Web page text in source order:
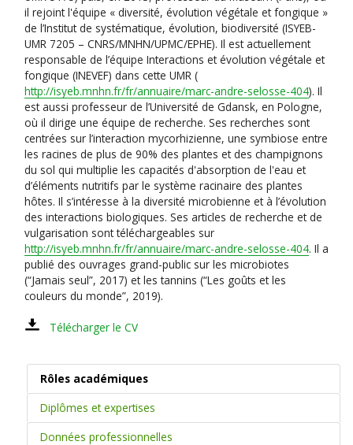
il rejoint l'équipe « diversité, évolution végétale et fongique »
de l’Institut de systématique, évolution, biodiversité (ISYEB-
UMR 7205 – CNRS/MNHN/UPMC/EPHE). Il est actuellement
responsable de l’équipe Interactions et évolution végétale et
fongique (INEVEF) dans cette UMR (
http://isyeb.mnhn.fr/fr/annuaire/marc-andre-selosse-404). Il
est aussi professeur de l’Université de Gdansk, en Pologne,
où il dirige une équipe de recherche. Ses recherches sont
centrées sur l’interaction mycorhizienne, une symbiose entre
les racines de plus de 90% des plantes et des champignons
du sol qui multiplie les capacités d'absorption de l'eau et
d’éléments nutritifs par le système racinaire des plantes
hôtes. Il s’intéresse à la diversité microbienne et à l’évolution
des interactions biologiques. Ses articles de recherche et de
vulgarisation sont téléchargeables sur
http://isyeb.mnhn.fr/fr/annuaire/marc-andre-selosse-404. Il a
publié des ouvrages grand-public sur les microbiotes
(“Jamais seul”, 2017) et les tannins (“Les goûts et les
couleurs du monde”, 2019).
Télécharger le CV
Rôles académiques
Diplômes et expertises
Données professionnelles